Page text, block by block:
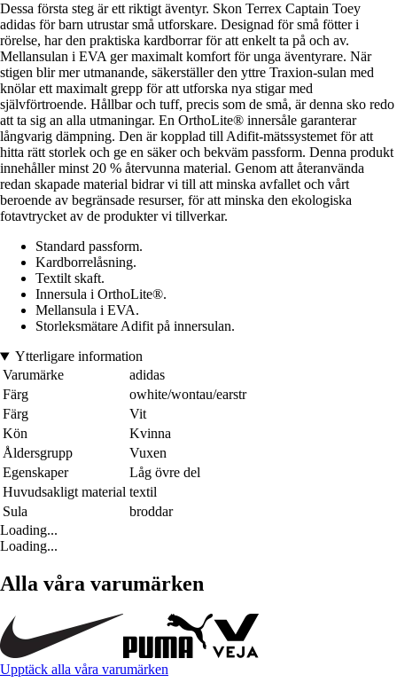
Dessa första steg är ett riktigt äventyr. Skon Terrex Captain Toey
adidas för barn utrustar små utforskare. Designad för små fötter i
rörelse, har den praktiska kardborrar för att enkelt ta på och av.
Mellansulan i EVA ger maximalt komfort för unga äventyrare. När
stigen blir mer utmanande, säkerställer den yttre Traxion-sulan med
knölar ett maximalt grepp för att utforska nya stigar med
självförtroende. Hållbar och tuff, precis som de små, är denna sko redo
att ta sig an alla utmaningar. En OrthoLite® innersåle garanterar
långvarig dämpning. Den är kopplad till Adifit-mätssystemet för att
hitta rätt storlek och ge en säker och bekväm passform. Denna produkt
innehåller minst 20 % återvunna material. Genom att återanvända
redan skapade material bidrar vi till att minska avfallet och vårt
beroende av begränsade resurser, för att minska den ekologiska
fotavtrycket av de produkter vi tillverkar.
Standard passform.
Kardborrelåsning.
Textilt skaft.
Innersula i OrthoLite®.
Mellansula i EVA.
Storleksmätare Adifit på innersulan.
Ytterligare information
Varumärke
adidas
Färg
owhite/wontau/earstr
Färg
Vit
Kön
Kvinna
Åldersgrupp
Vuxen
Egenskaper
Låg övre del
Huvudsakligt material textil
Sula
broddar
Loading...
Loading...
Alla våra varumärken
Upptäck alla våra varumärken